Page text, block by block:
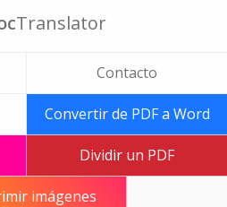
Translator
Contacto
Convertir de PDF a Word
Dividir un PDF
imágenes